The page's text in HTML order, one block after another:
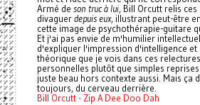
Armé de son truc à lui, Bill Orcutt relis
divaguerdepuis eux, illustrant peut-être
cette image de psychothérapie-guitare
Et j'ai pas envie de m'humilier
d'expliquer l'impression d'intelligence et
théorique que je vois dans ces
personnelles plutôt que simples
juste beau hors contexte aussi. Mais ça
toujours, du cerveau derrière.
Bill Orcutt - Zip A Dee Doo Dah